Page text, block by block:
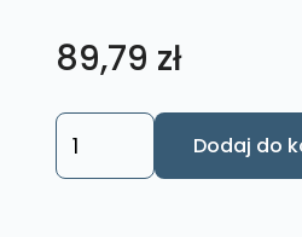
89,79 zł
ilość
Obraz
Dodaj do